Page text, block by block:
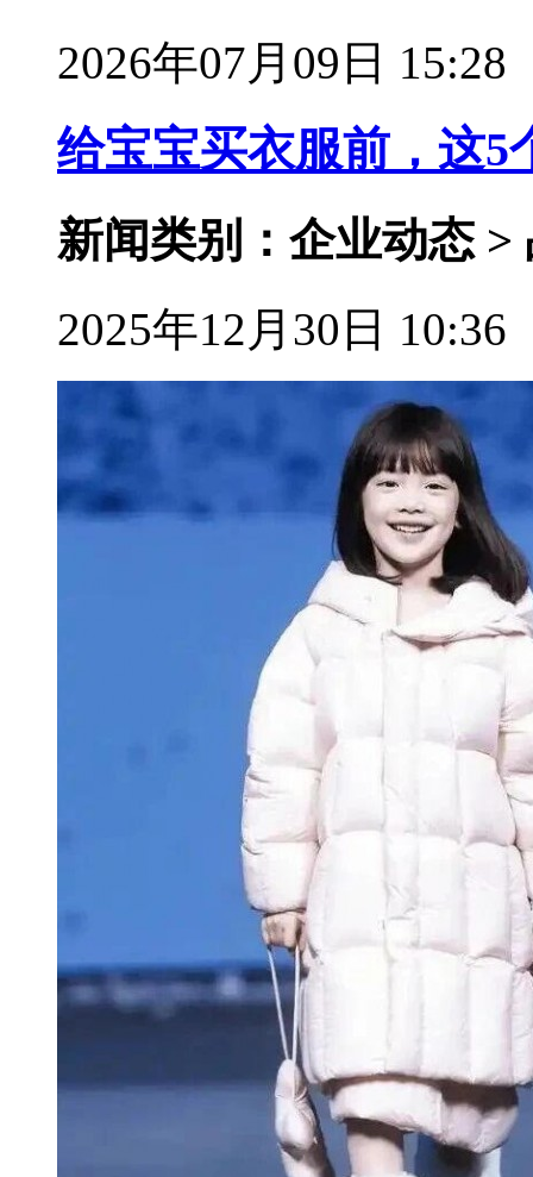
2026年07月09日 15:28
给宝宝买衣服前，这5
新闻类别：企业动态 >
2025年12月30日 10:36